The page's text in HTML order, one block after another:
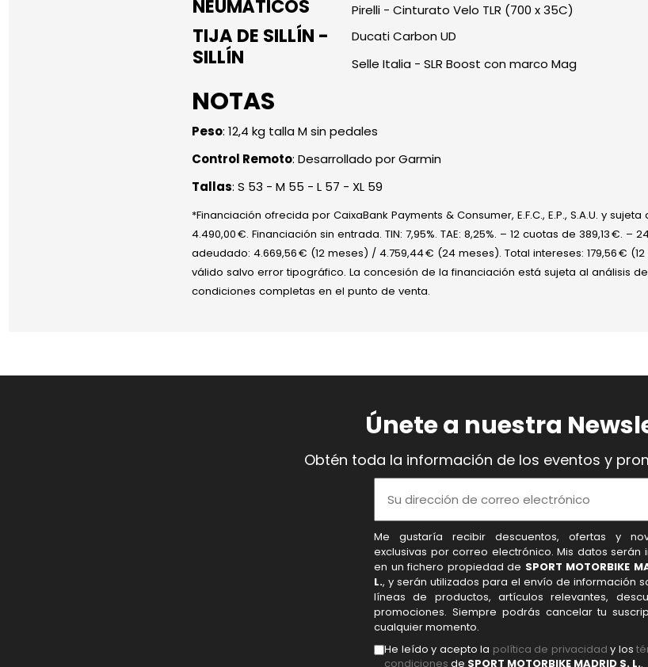
NEUMÁTICOS Pirelli - Cinturato Velo TLR (700 x 35C)
TIJA DE SILLÍN -
SILLÍN
Ducati Carbon UD
Selle Italia - SLR Boost con marco Mag
NOTAS
Peso: 12,4 kg talla M sin pedales
Control Remoto: Desarrollado por Garmin
Tallas: S 53 - M 55 - L 57 - XL 59
*Financiación ofrecida por CaixaBank Payments & Consumer, E.F.C., E.P., S.A.U. y
4.490,00 €. Financiación sin entrada. TIN: 7,95%. TAE: 8,25%. – 12 cuotas de 389,13 €. –
adeudado: 4.669,56 € (12 meses) / 4.759,44 € (24 meses). Total intereses: 179,56 €
válido salvo error tipográfico. La concesión de la financiación está sujeta al análisis
condiciones completas en el punto de venta.
Únete a nuestra
Obtén toda la información de los eventos y
Me gustaría recibir descuentos, ofertas y
exclusivas por correo electrónico. Mis datos serán
en un fichero propiedad de SPORT MOTORBIKE
L., y serán utilizados para el envío de información
líneas de productos, artículos relevantes,
promociones. Siempre podrás cancelar tu
cualquier momento.
He leído y acepto la política de privacidad y los
condiciones de SPORT MOTORBIKE MADRID S. L..